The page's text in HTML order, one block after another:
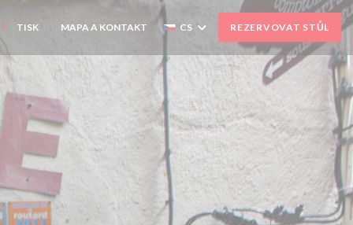
TISK ((OTEVŘE SE V NOVÉM OKNĚ))
MAPA A KONTAKT CS REZERVOVAT STŮL